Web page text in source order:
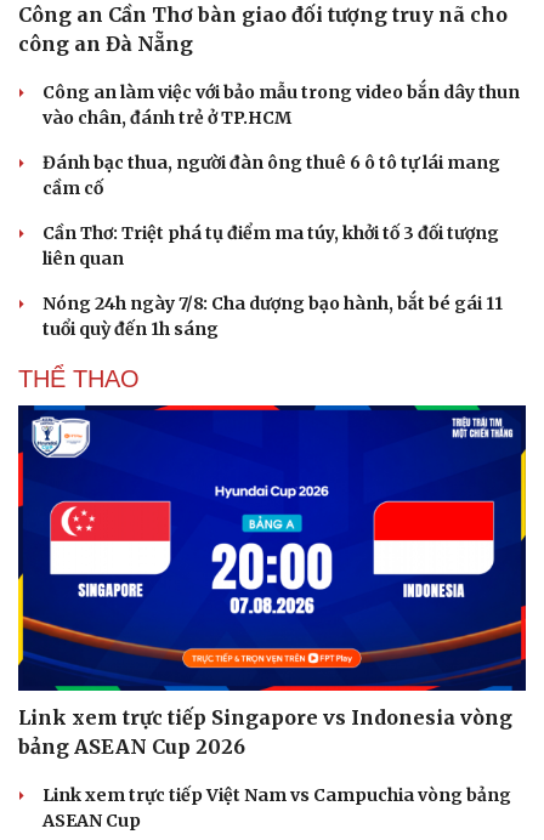
Du lịch
Tư vấn
Săn Tour
check-in
Podcast
Đọc truyện đêm khuya
Cửa sổ tình yêu
Công an Cần Thơ bàn giao đối tượng truy nã cho
công an Đà Nẵng
Công an làm việc với bảo mẫu trong video bắn dây thun
vào chân, đánh trẻ ở TP.HCM
Đánh bạc thua, người đàn ông thuê 6 ô tô tự lái mang
cầm cố
Cần Thơ: Triệt phá tụ điểm ma túy, khởi tố 3 đối tượng
liên quan
Nóng 24h ngày 7/8: Cha dượng bạo hành, bắt bé gái 11
tuổi quỳ đến 1h sáng
THỂ THAO
Link xem trực tiếp Singapore vs Indonesia vòng
bảng ASEAN Cup 2026
Link xem trực tiếp Việt Nam vs Campuchia vòng bảng
ASEAN Cup